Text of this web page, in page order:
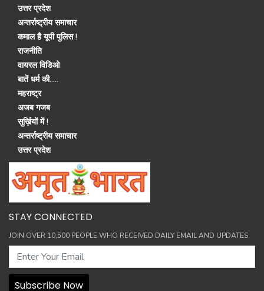
उत्तर प्रदेश
अन्तर्राष्ट्रीय समाचार
कमाल है यूपी पुलिस !
राजनीति
वायरल विडिओ
बातें धर्म की.....
महराष्ट्र
अजब गजब
सुर्ख़ियों में !
अन्तर्राष्ट्रीय समाचार
उत्तर प्रदेश
STAY CONNECTED
JOIN OVER 10,500 PEOPLE WHO RECEIVED DAILY EMAIL AND UPDATES.
Subscribe Now